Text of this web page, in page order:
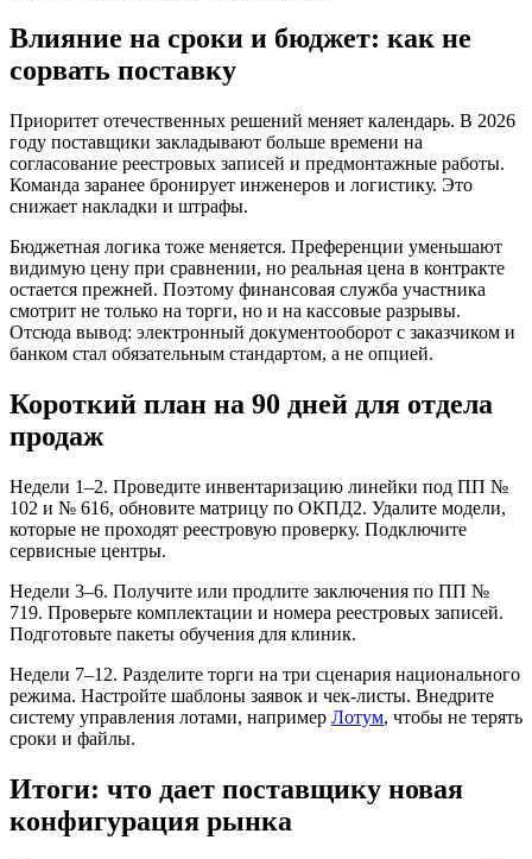
Влияние на сроки и бюджет: как не
сорвать поставку
Приоритет отечественных решений меняет календарь. В 2026
году поставщики закладывают больше времени на
согласование реестровых записей и предмонтажные работы.
Команда заранее бронирует инженеров и логистику. Это
снижает накладки и штрафы.
Бюджетная логика тоже меняется. Преференции уменьшают
видимую цену при сравнении, но реальная цена в контракте
остается прежней. Поэтому финансовая служба участника
смотрит не только на торги, но и на кассовые разрывы.
Отсюда вывод: электронный документооборот с заказчиком и
банком стал обязательным стандартом, а не опцией.
Короткий план на 90 дней для отдела
продаж
Недели 1–2. Проведите инвентаризацию линейки под ПП №
102 и № 616, обновите матрицу по ОКПД2. Удалите модели,
которые не проходят реестровую проверку. Подключите
сервисные центры.
Недели 3–6. Получите или продлите заключения по ПП №
719. Проверьте комплектации и номера реестровых записей.
Подготовьте пакеты обучения для клиник.
Недели 7–12. Разделите торги на три сценария национального
режима. Настройте шаблоны заявок и чек-листы. Внедрите
систему управления лотами, например Лотум, чтобы не терять
сроки и файлы.
Итоги: что дает поставщику новая
конфигурация рынка